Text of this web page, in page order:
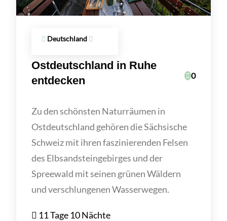
Deutschland
Ostdeutschland in Ruhe
entdecken
0
Zu den schönsten Naturräumen in
Ostdeutschland gehören die Sächsische
Schweiz mit ihren faszinierenden Felsen
des Elbsandsteingebirges und der
Spreewald mit seinen grünen Wäldern
und verschlungenen Wasserwegen.
11 Tage 10 Nächte